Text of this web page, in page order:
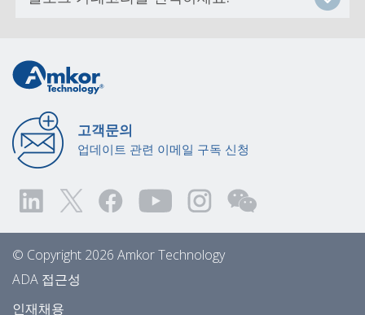
고객문의
업데이트 관련 이메일 구독 신청
© Copyright 2026 Amkor Technology
ADA 접근성
인재채용